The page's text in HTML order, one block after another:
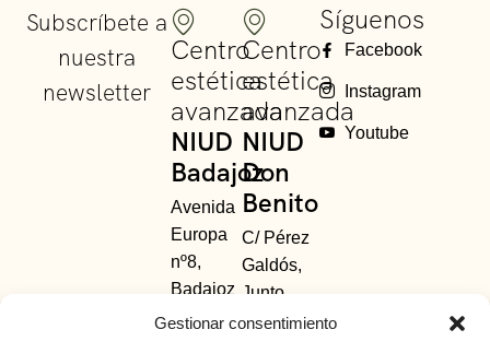
Gestionar consentimiento
Subscríbete a
nuestra
newsletter
Centro
estética
avanzada
NIUD
Badajoz
Avenida
Europa
nº8,
Badajoz
685 48
Centro
estética
avanzada
NIUD
Don
Benito
C/ Pérez
Galdós,
Junto
Avda.
Síguenos
Facebook
Instagram
Youtube